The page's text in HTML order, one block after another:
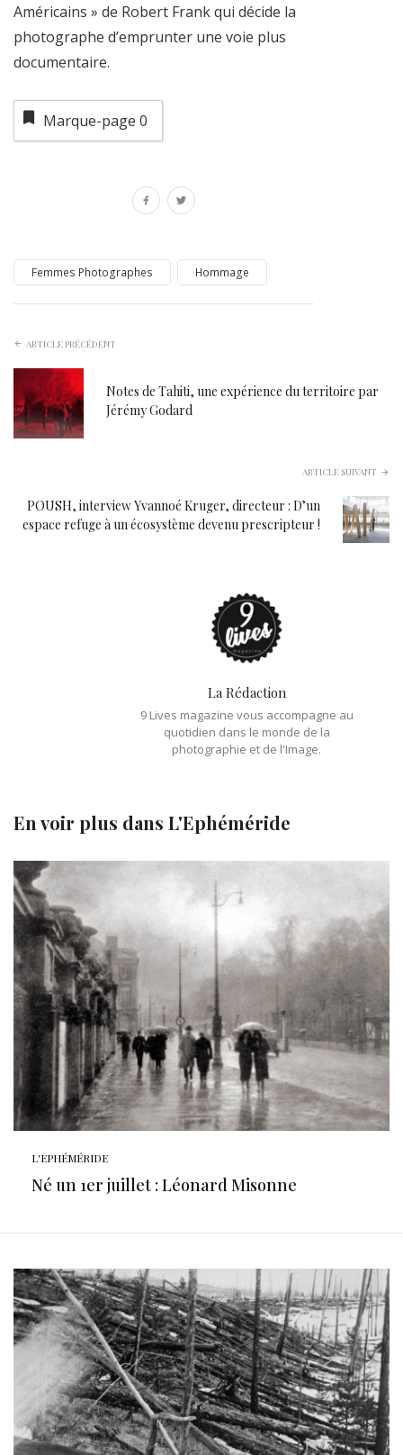
Américains » de Robert Frank qui décide la
photographe d’emprunter une voie plus
documentaire.
Marque-page 0
Femmes Photographes Hommage
ARTICLE PRÉCÉDENT
Notes de Tahiti, une expérience du territoire par
Jérémy Godard
ARTICLE SUIVANT
POUSH, interview Yvannoé Kruger, directeur : D’un
espace refuge à un écosystème devenu prescripteur !
La Rédaction
9 Lives magazine vous accompagne au
quotidien dans le monde de la
photographie et de l'Image.
En voir plus dans L'Ephéméride
L'EPHÉMÉRIDE
Né un 1er juillet : Léonard Misonne